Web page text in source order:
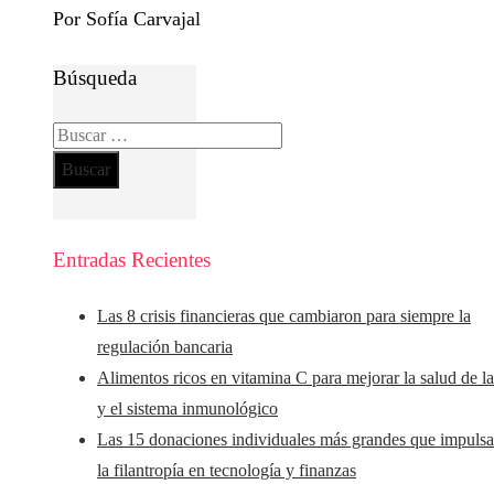
Por Sofía Carvajal
Búsqueda
Buscar:
Entradas Recientes
Las 8 crisis financieras que cambiaron para siempre la
regulación bancaria
Alimentos ricos en vitamina C para mejorar la salud de
y el sistema inmunológico
Las 15 donaciones individuales más grandes que
la filantropía en tecnología y finanzas